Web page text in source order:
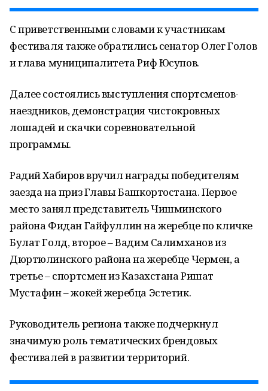
С приветственными словами к участникам
фестиваля также обратились сенатор Олег Голов
и глава муниципалитета Риф Юсупов.
Далее состоялись выступления спортсменов-
наездников, демонстрация чистокровных
лошадей и скачки соревновательной
программы.
Радий Хабиров вручил награды победителям
заезда на приз Главы Башкортостана. Первое
место занял представитель Чишминского
района Фидан Гайфуллин на жеребце по кличке
Булат Голд, второе – Вадим Салимханов из
Дюртюлинского района на жеребце Чермен, а
третье – спортсмен из Казахстана Ришат
Мустафин – жокей жеребца Эстетик.
Руководитель региона также подчеркнул
значимую роль тематических брендовых
фестивалей в развитии территорий.